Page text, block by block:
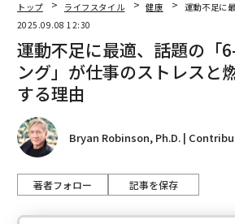
トップ ライフスタイル 健康
運動不足に
2025.09.08 12:30
運動不足に最適、話題の「
ング」が仕事のストレスと
する理由
Bryan Robinson, Ph.D. |
著者フォロー 記事を保存